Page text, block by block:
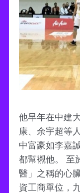
他早年在中建
康、余宇超等
中富豪如李嘉
都幫襯他。 至
醫」之稱的心
資工商單位，